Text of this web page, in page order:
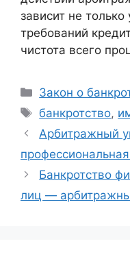
зависит не
требований
чистота всего
Рубрики
Закон о
Метки
банкротство,
Арбитражный
Банкротство
лиц —